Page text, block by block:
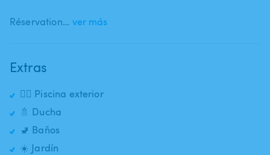
Réservation… ver más
Extras
🏊‍♂️ Piscina exterior
🚿 Ducha
🚽 Baños
☀️ Jardín